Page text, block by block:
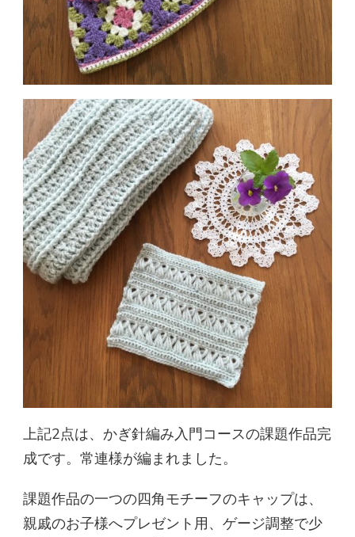
上記2点は、かぎ針編み入門コースの課題作品完
成です。常連様が編まれました。
課題作品の一つの四角モチーフのキャップは、
親戚のお子様へプレゼント用、ゲージ調整で少